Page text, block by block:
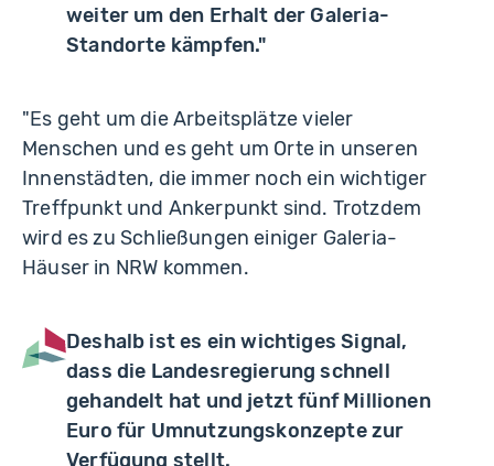
weiter um den Erhalt der Galeria-
Standorte kämpfen."
"Es geht um die Arbeitsplätze vieler
Menschen und es geht um Orte in unseren
Innenstädten, die immer noch ein wichtiger
Treffpunkt und Ankerpunkt sind. Trotzdem
wird es zu Schließungen einiger Galeria-
Häuser in NRW kommen.
Deshalb ist es ein wichtiges Signal,
dass die Landesregierung schnell
gehandelt hat und jetzt fünf Millionen
Euro für Umnutzungskonzepte zur
Verfügung stellt.